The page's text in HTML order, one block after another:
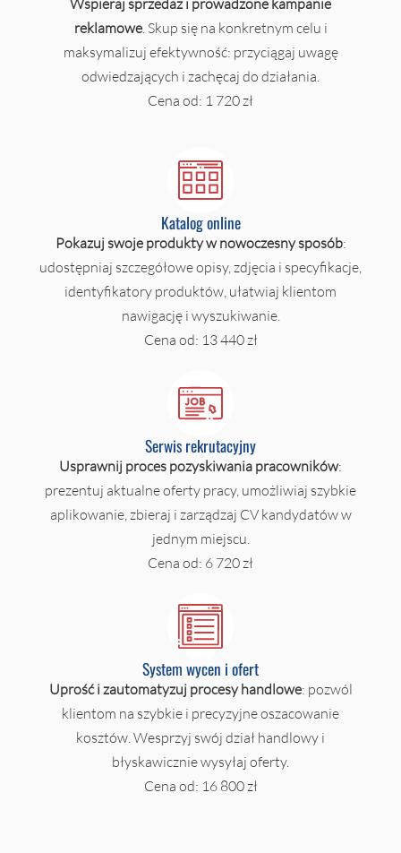
reklamowe. Skup się na konkretnym celu i
maksymalizuj efektywność: przyciągaj uwagę
odwiedzających i zachęcaj do działania.
Cena od: 1 720 zł
Katalog online
Pokazuj swoje produkty w nowoczesny sposób:
udostępniaj szczegółowe opisy, zdjęcia i specyfikacje,
identyfikatory produktów, ułatwiaj klientom
nawigację i wyszukiwanie.
Cena od: 13 440 zł
Serwis rekrutacyjny
Usprawnij proces pozyskiwania pracowników:
prezentuj aktualne oferty pracy, umożliwiaj szybkie
aplikowanie, zbieraj i zarządzaj CV kandydatów w
jednym miejscu.
Cena od: 6 720 zł
System wycen i ofert
Uprość i zautomatyzuj procesy handlowe: pozwól
klientom na szybkie i precyzyjne oszacowanie
kosztów. Wesprzyj swój dział handlowy i
błyskawicznie wysyłaj oferty.
Cena od: 16 800 zł